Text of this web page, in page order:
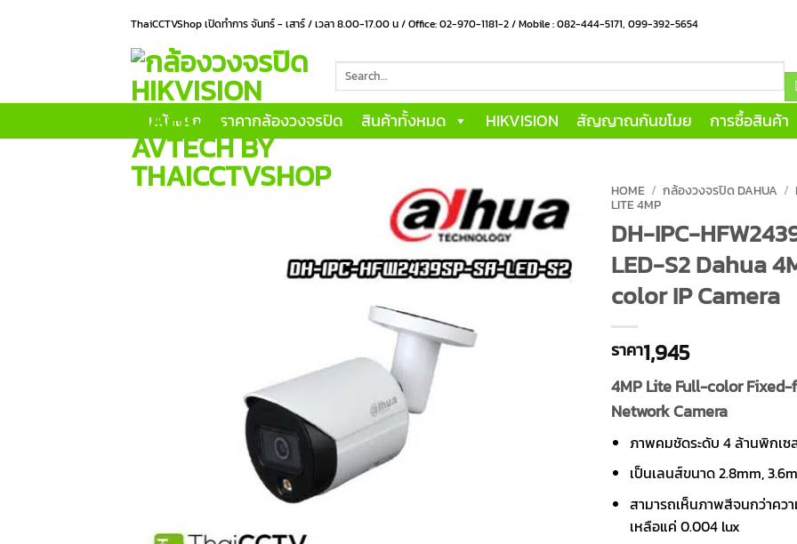
ThaiCCTVShop เปิดทำการ จันทร์ - เสาร์ / เวลา 8.00-17.00 น / Office: 02-970-1181-2 / Mobile : 082-444-5171, 099-392-5654
for:
หน้าแรก ราคากล้องวงจรปิด สินค้าทั้งหมด HIKVISION สัญญาณกันขโมย การซื้อสินค้า
HOME / กล้องวงจรปิด DAHUA /
LITE 4MP
DH-IPC-
LED-S2 Dahua
color IP Camera
ราคา1,945
4MP Lite Full-color
Network Camera
ภาพคมชัดระดับ 4 ล้านพิกเซ
เป็นเลนส์ขนาด 2.8mm,
สามารถเห็นภาพสีจนกว่าคว
เหลือแค่ 0.004 lux